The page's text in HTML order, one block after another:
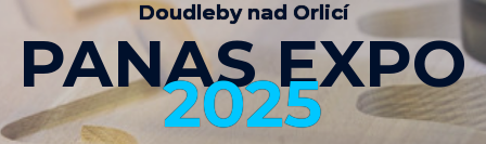
Doudleby nad Orlicí
PANAS EXPO
2025